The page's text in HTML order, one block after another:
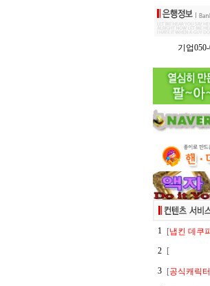
기업
1 [냅킨 데쿠
2
[
3 [공식캐릭터